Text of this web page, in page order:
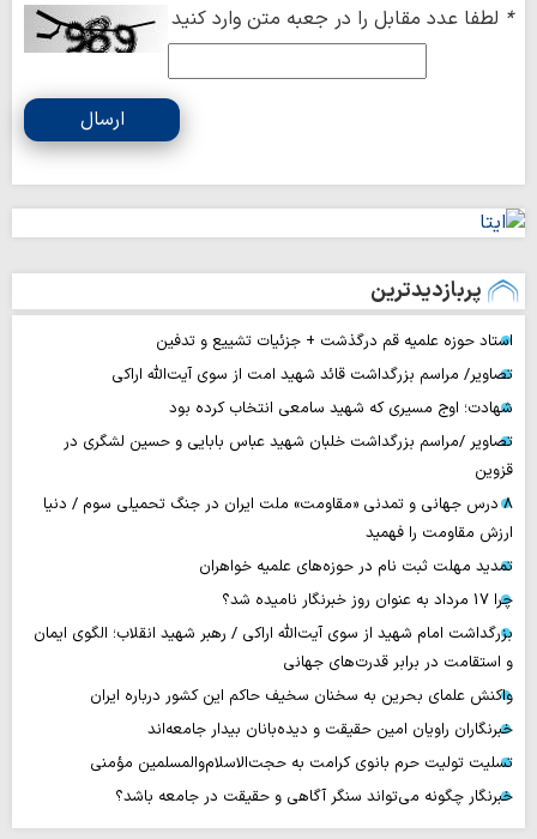
* لطفا عدد مقابل را در جعبه متن وارد کنید
ارسال
پربازدیدترین
استاد حوزه علمیه قم درگذشت + جزئیات تشییع و تدفین
تصاویر/ مراسم بزرگداشت قائد شهید امت از سوی آیت‌الله اراکی
شهادت؛ اوج مسیری که شهید سامعی انتخاب کرده بود
تصاویر /مراسم بزرگداشت خلبان شهید عباس بابایی و حسین لشگری در
قزوین
۸ درس جهانی و تمدنی «مقاومت» ملت ایران در جنگ تحمیلی سوم / دنیا
ارزش مقاومت را فهمید
تمدید مهلت ثبت نام در حوزه‌های علمیه خواهران
چرا 17 مرداد به عنوان روز خبرنگار نامیده شد؟
بزرگداشت امام شهید از سوی آیت‌الله اراکی / رهبر شهید انقلاب؛ الگوی ایمان
و استقامت در برابر قدرت‌های جهانی
واکنش علمای بحرین به سخنان سخیف حاکم این کشور درباره ایران
خبرنگاران راویان امین حقیقت و دیده‌بانان بیدار جامعه‌اند
تسلیت تولیت حرم بانوی کرامت به حجت‌الاسلام‌والمسلمین مؤمنی
خبرنگار چگونه می‌تواند سنگر آگاهی و حقیقت در جامعه باشد؟